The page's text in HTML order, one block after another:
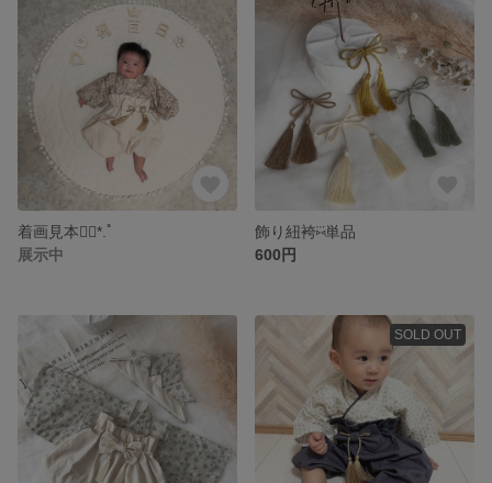
着画見本❁⃘*.ﾟ
展示中
飾り紐袴⑅⃛単品
600円
SOLD OUT